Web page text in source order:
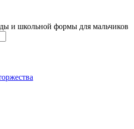
и школьной формы для мальчиков